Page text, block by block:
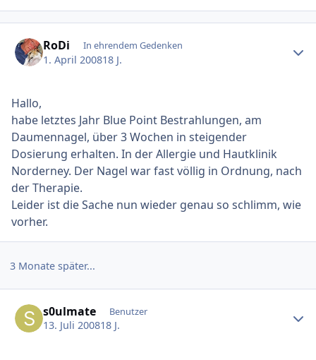
RoDi In ehrendem Gedenken
1. April 200818 J.
Hallo,
habe letztes Jahr Blue Point Bestrahlungen, am
Daumennagel, über 3 Wochen in steigender
Dosierung erhalten. In der Allergie und Hautklinik
Norderney. Der Nagel war fast völlig in Ordnung, nach
der Therapie.
Leider ist die Sache nun wieder genau so schlimm, wie
vorher.
3 Monate später...
s0ulmate Benutzer
13. Juli 200818 J.